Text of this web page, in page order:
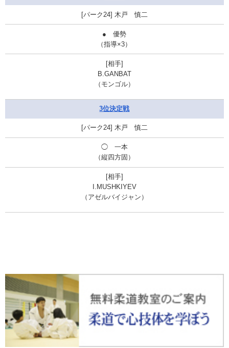
木戸 慎二
● 優勢
（指導×3）
B.GANBAT
（モンゴル）
3位決定戦
木戸 慎二
◯一本
（縦四方固）
I.MUSHKIYEV
（アゼルバイジャン）